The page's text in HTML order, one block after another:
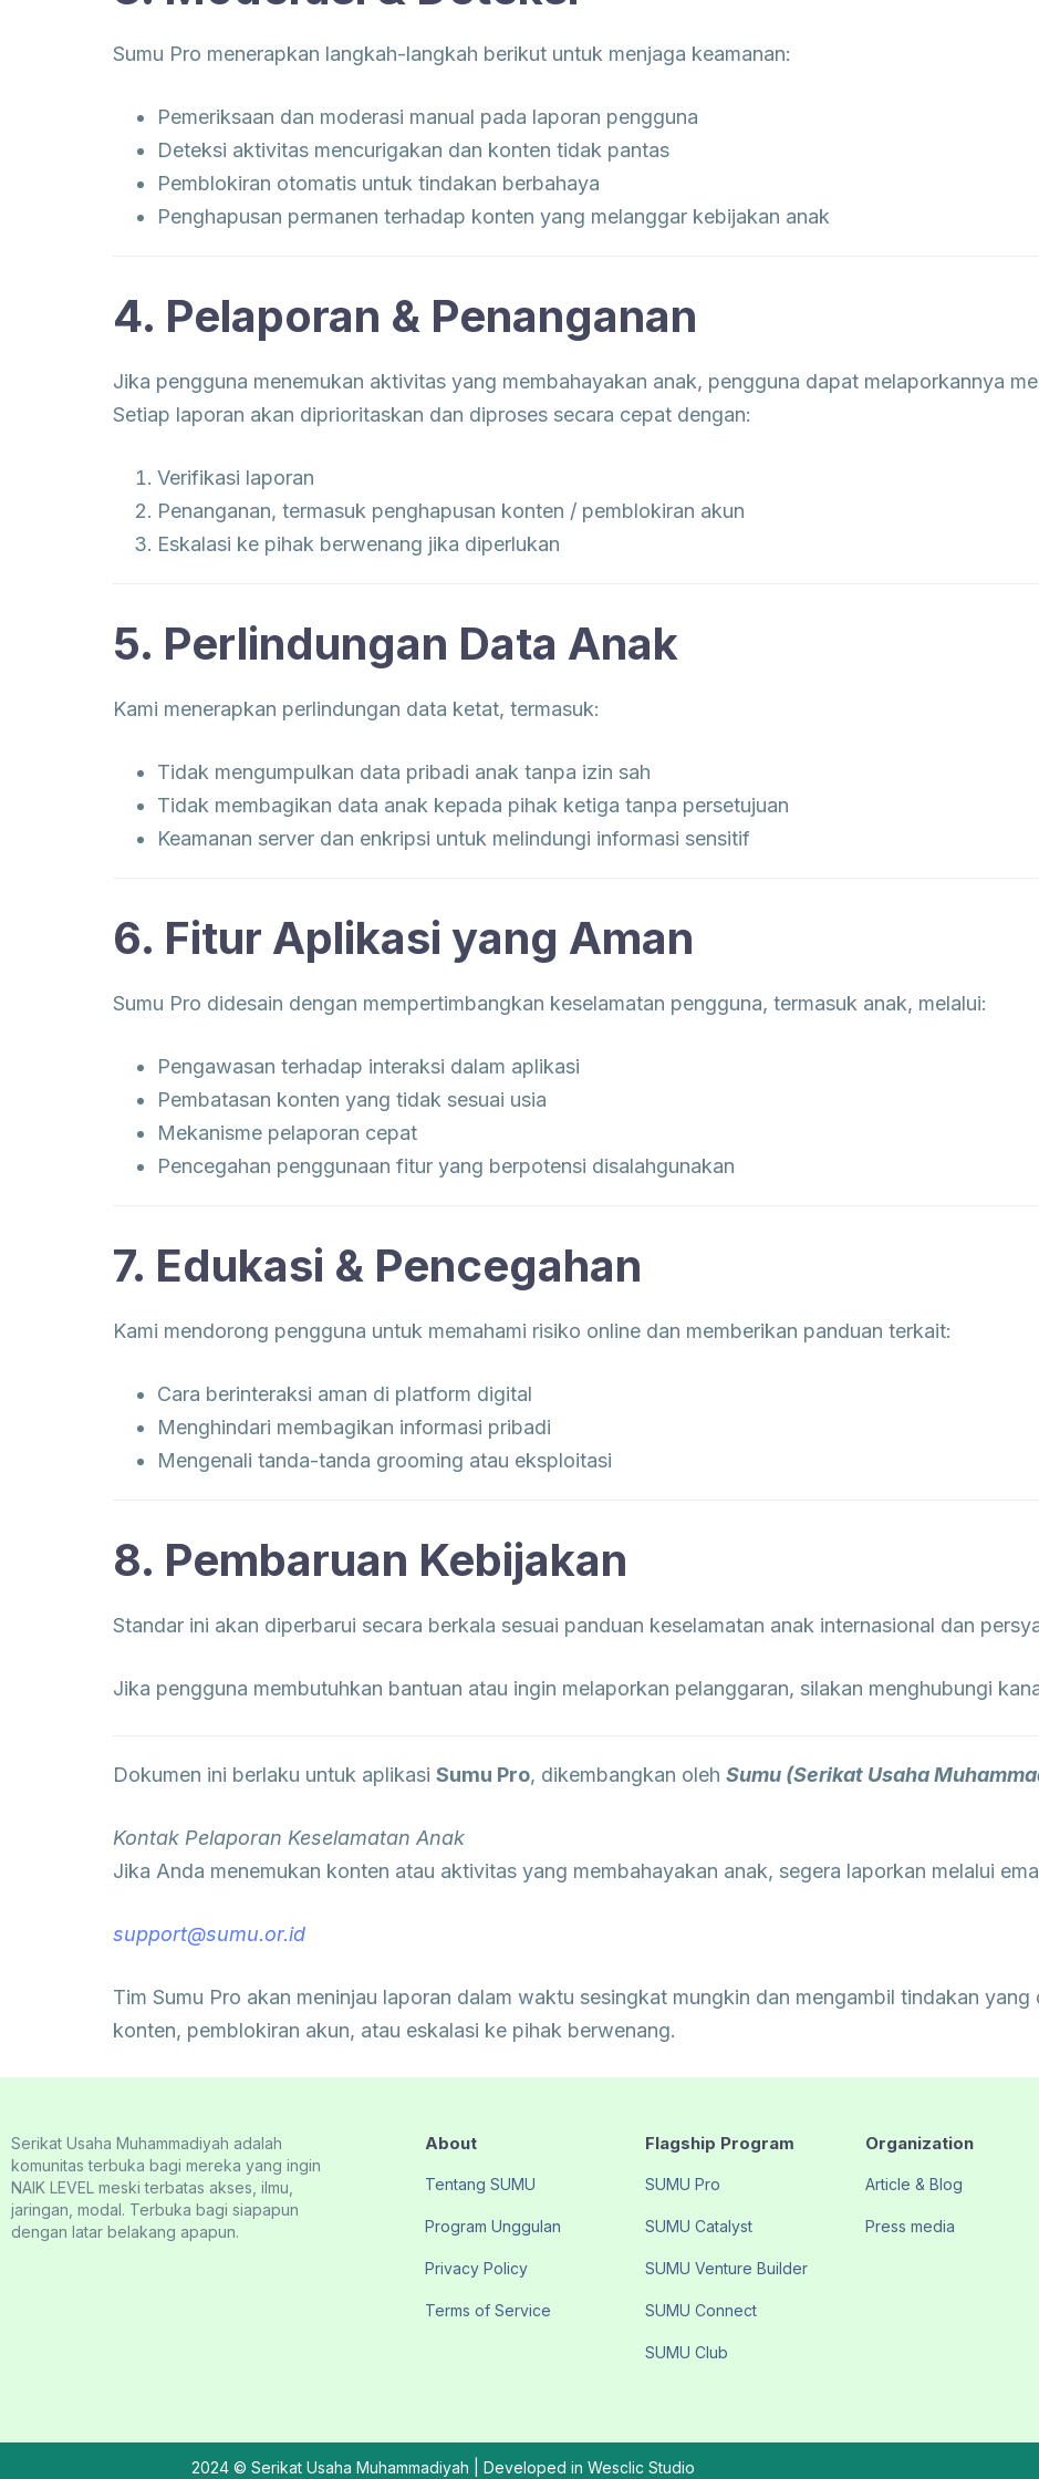
Sumu Pro menerapkan langkah-langkah berikut untuk menjaga keamanan:
Pemeriksaan dan moderasi manual pada laporan pengguna
Deteksi aktivitas mencurigakan dan konten tidak pantas
Pemblokiran otomatis untuk tindakan berbahaya
Penghapusan permanen terhadap konten yang melanggar kebijakan anak
4. Pelaporan & Penanganan
Jika pengguna menemukan aktivitas yang membahayakan anak, pengguna dapat melaporkannya
Setiap laporan akan diprioritaskan dan diproses secara cepat dengan:
Verifikasi laporan
Penanganan, termasuk penghapusan konten / pemblokiran akun
Eskalasi ke pihak berwenang jika diperlukan
5. Perlindungan Data Anak
Kami menerapkan perlindungan data ketat, termasuk:
Tidak mengumpulkan data pribadi anak tanpa izin sah
Tidak membagikan data anak kepada pihak ketiga tanpa persetujuan
Keamanan server dan enkripsi untuk melindungi informasi sensitif
6. Fitur Aplikasi yang Aman
Sumu Pro didesain dengan mempertimbangkan keselamatan pengguna, termasuk anak, melalui:
Pengawasan terhadap interaksi dalam aplikasi
Pembatasan konten yang tidak sesuai usia
Mekanisme pelaporan cepat
Pencegahan penggunaan fitur yang berpotensi disalahgunakan
7. Edukasi & Pencegahan
Kami mendorong pengguna untuk memahami risiko online dan memberikan panduan terkait:
Cara berinteraksi aman di platform digital
Menghindari membagikan informasi pribadi
Mengenali tanda-tanda grooming atau eksploitasi
8. Pembaruan Kebijakan
Standar ini akan diperbarui secara berkala sesuai panduan keselamatan anak internasional dan
Jika pengguna membutuhkan bantuan atau ingin melaporkan pelanggaran, silakan menghubungi
Dokumen ini berlaku untuk aplikasi Sumu Pro, dikembangkan oleh Sumu (Serikat Usaha
Kontak Pelaporan Keselamatan Anak
Jika Anda menemukan konten atau aktivitas yang membahayakan anak, segera laporkan melalui
support@sumu.or.id
Tim Sumu Pro akan meninjau laporan dalam waktu sesingkat mungkin dan mengambil tindakan
konten, pemblokiran akun, atau eskalasi ke pihak berwenang.
Serikat Usaha Muhammadiyah adalah
komunitas terbuka bagi mereka yang ingin
NAIK LEVEL meski terbatas akses, ilmu,
jaringan, modal. Terbuka bagi siapapun
dengan latar belakang apapun.
About
Tentang SUMU
Program Unggulan
Privacy Policy
Terms of Service
Flagship Program
SUMU Pro
SUMU Catalyst
SUMU Venture Builder
SUMU Connect
SUMU Club
Organization
Article & Blog
Press media
2024 © Serikat Usaha Muhammadiyah | Developed in Wesclic Studio